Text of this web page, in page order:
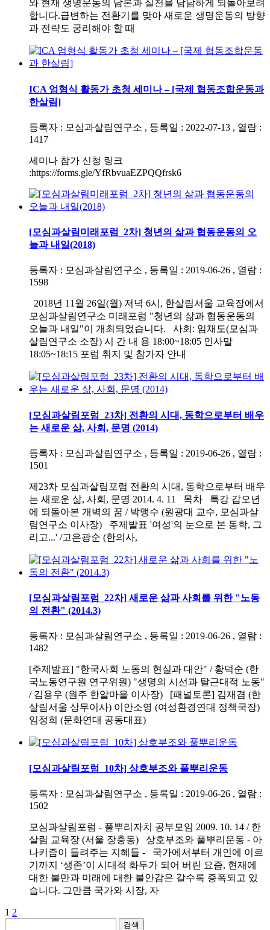
와 현재 생명운동의 담론과 실천을 담담하게 되돌아보려
합니다.급변하는 전환기를 맞아 새로운 생명운동의 방향
과 전략도 궁리해야 할 때
ICA 엄형식 활동가 초청 세미나 – [국제 협동조합운동과
한살림]
등록자 : 모심과살림연구소 , 등록일 : 2022-07-13 , 열람 :
1417
세미나 참가 신청 링크
:https://forms.gle/YfRbvuaEZPQQfrsk6
[모심과살림미래포럼_2차] 청년의 삶과 협동운동의 오
늘과 내일(2018)
등록자 : 모심과살림연구소 , 등록일 : 2019-06-26 , 열람 :
1598
2018년 11월 26일(월) 저녁 6시, 한살림서울 교육장에서
모심과살림연구소 미래포럼 "청년의 삶과 협동운동의
오늘과 내일"이 개최되었습니다. 사회: 임채도(모심과
살림연구소 소장) 시 간 내 용 18:00~18:05 인사말
18:05~18:15 포럼 취지 및 참가자 안내
[모심과살림포럼_23차] 전환의 시대, 동학으로부터 배우
는 새로운 삶, 사회, 문명 (2014)
등록자 : 모심과살림연구소 , 등록일 : 2019-06-26 , 열람 :
1501
제23차 모심과살림포럼 전환의 시대, 동학으로부터 배우
는 새로운 삶, 사회, 문명 2014. 4. 11 목차 특강 갑오년
에 되돌아본 개벽의 꿈 / 박맹수 (원광대 교수, 모심과살
림연구소 이사장) 주제발표 '여성'의 눈으로 본 동학, 그
리고...' /고은광순 (한의사,
[모심과살림포럼_22차] 새로운 삶과 사회를 위한 "노동
의 전환" (2014.3)
등록자 : 모심과살림연구소 , 등록일 : 2019-06-26 , 열람 :
1482
[주제발표] "한국사회 노동의 현실과 대안" / 황덕순 (한
국노동연구원 연구위원) "생명의 시선과 탈근대적 노동"
/ 김용우 (원주 한알마을 이사장) [패널토론] 김재겸 (한
살림서울 상무이사) 이안소영 (여성환경연대 정책국장)
임정희 (문화연대 공동대표)
[모심과살림포럼_10차] 상호부조와 풀뿌리운동
등록자 : 모심과살림연구소 , 등록일 : 2019-06-26 , 열람 :
1502
모심과살림포럼 - 풀뿌리자치 공부모임 2009. 10. 14 / 한
살림 교육장 (서울 장충동) 상호부조와 풀뿌리운동 - 아
나키즘이 들려주는 지혜들 - 국가에서부터 개인에 이르
기까지 ‘생존’이 시대적 화두가 되어 버린 요즘, 현재에
대한 불만과 미래에 대한 불안감은 갈수록 증폭되고 있
습니다. 그만큼 국가와 시장, 자
1 2
검색